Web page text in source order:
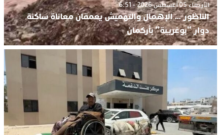
الأربعاء 05 أغسطس 2026 - 6:51
الناظور … الإهمال والتهميش يعمقان معاناة ساكنة
دوار “بوغريبة” بأركمان